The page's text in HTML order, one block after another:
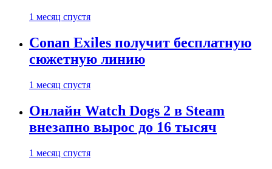
1 месяц спустя
Conan Exiles получит бесплатную
сюжетную линию
1 месяц спустя
Онлайн Watch Dogs 2 в Steam
внезапно вырос до 16 тысяч
1 месяц спустя